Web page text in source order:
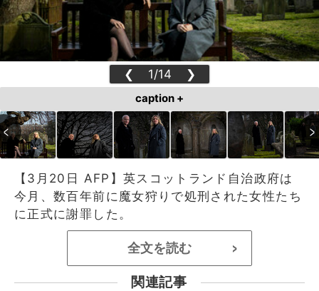
❮ 1/14 ❯
caption +
【3月20日 AFP】英スコットランド自治政府は
今月、数百年前に魔女狩りで処刑された女性たち
に正式に謝罪した。
全文を読む >
関連記事